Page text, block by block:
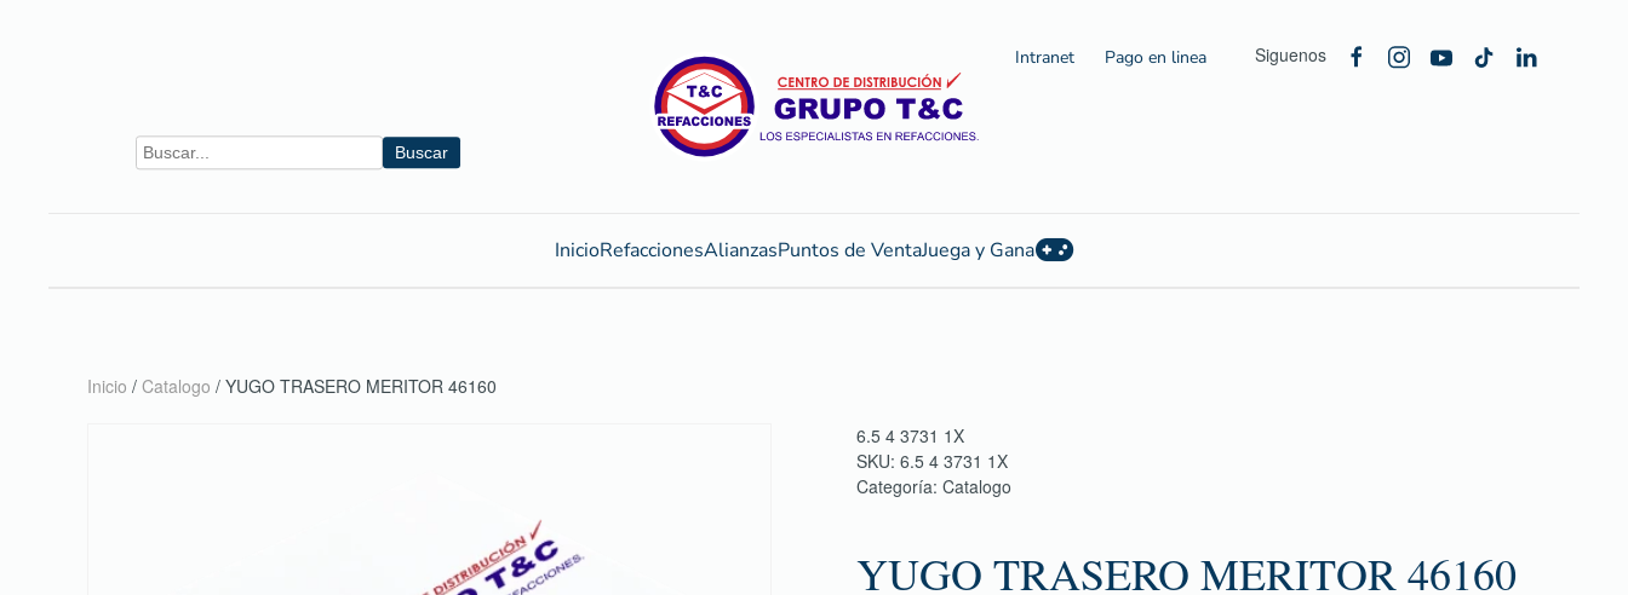
Buscar
Intranet Pago en linea Siguenos
InicioRefaccionesAlianzasPuntos de VentaJuega y Gana
Inicio / Catalogo / YUGO TRASERO MERITOR 46160
6.5 4 3731 1X
SKU: 6.5 4 3731 1X
Categoría: Catalogo
YUGO TRASERO MERITOR 46160